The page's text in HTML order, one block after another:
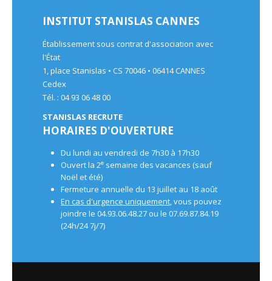
INSTITUT STANISLAS CANNES
Établissement sous contrat d'association avec
l'État
1, place Stanislas • CS 70046 • 06414 CANNES
Cedex
Tél. : 04 93 06 48 00
STANISLAS RECRUTE
HORAIRES D'OUVERTURE
Du lundi au vendredi de 7h30 à 17h30
Ouvert la 2e semaine des vacances (sauf
Noël et été)
Fermeture annuelle du 13 juillet au 18 août
En cas d'urgence uniquement, vous pouvez
joindre le 04.93.06.48.27 ou le 07.69.87.84.19
(24h/24 7j/7)